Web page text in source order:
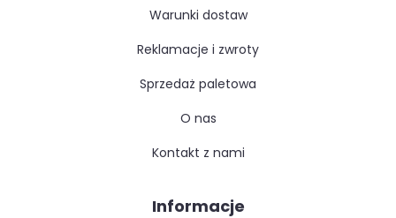
warunki dostaw
reklamacje i zwroty
sprzedaż paletowa
o nas
kontakt z nami
Informacje